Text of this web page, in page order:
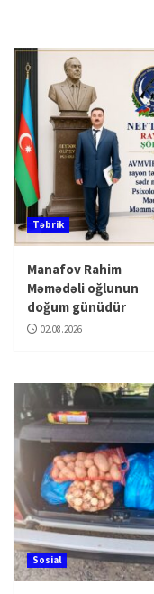
Təbrik
Manafov Rahim
Məmədəli oğlunun
doğum günüdür
02.08.2026
Sosial